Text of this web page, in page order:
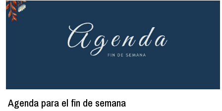
Agenda para el fin de semana